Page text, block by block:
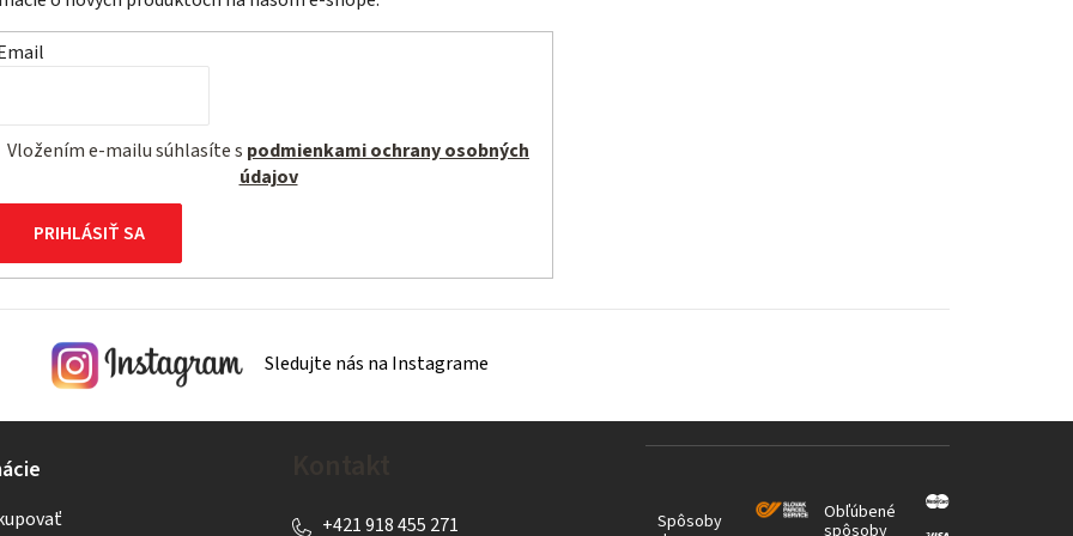
Vložením e-mailu súhlasíte s podmienkami ochrany osobných
údajov
PRIHLÁSIŤ SA
Sledujte nás na Instagrame
+421 918 455 271
Spôsoby
Obľúbené